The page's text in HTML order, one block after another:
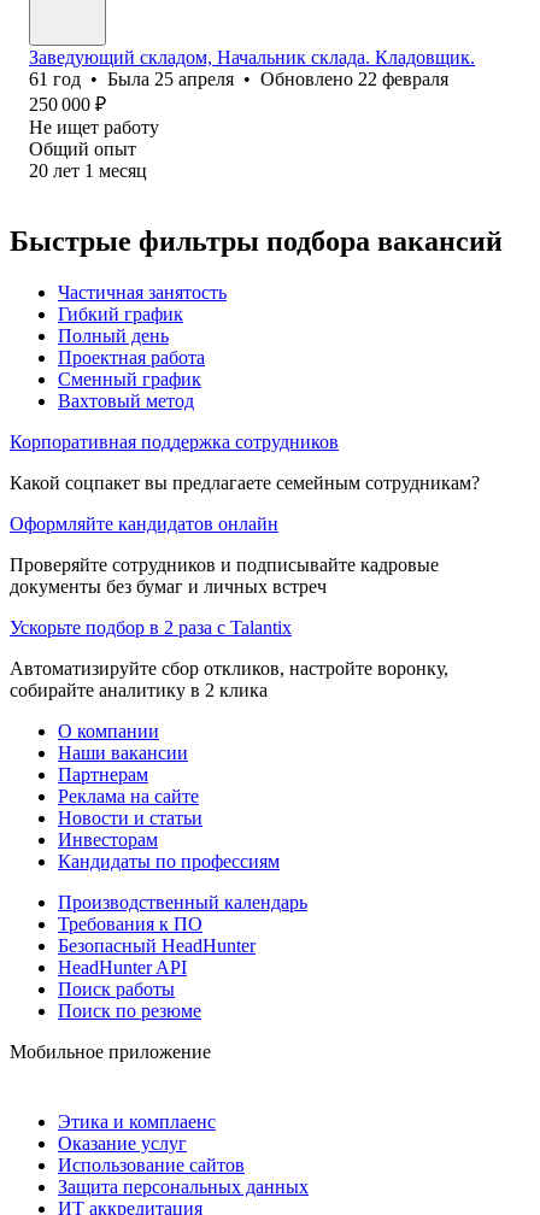
Заведующий складом, Начальник склада. Кладовщик.
61 год • Была 25 апреля • Обновлено 22 февраля
250 000 ₽
Не ищет работу
Общий опыт
20 лет 1 месяц
Быстрые фильтры подбора вакансий
Частичная занятость
Гибкий график
Полный день
Проектная работа
Сменный график
Вахтовый метод
Корпоративная поддержка сотрудников
Какой соцпакет вы предлагаете семейным сотрудникам?
Оформляйте кандидатов онлайн
Проверяйте сотрудников и подписывайте кадровые
документы без бумаг и личных встреч
Ускорьте подбор в 2 раза с Talantix
Автоматизируйте сбор откликов, настройте воронку,
собирайте аналитику в 2 клика
О компании
Наши вакансии
Партнерам
Реклама на сайте
Новости и статьи
Инвесторам
Кандидаты по профессиям
Производственный календарь
Требования к ПО
Безопасный HeadHunter
HeadHunter API
Поиск работы
Поиск по резюме
Мобильное приложение
Этика и комплаенс
Оказание услуг
Использование сайтов
Защита персональных данных
ИТ аккредитация